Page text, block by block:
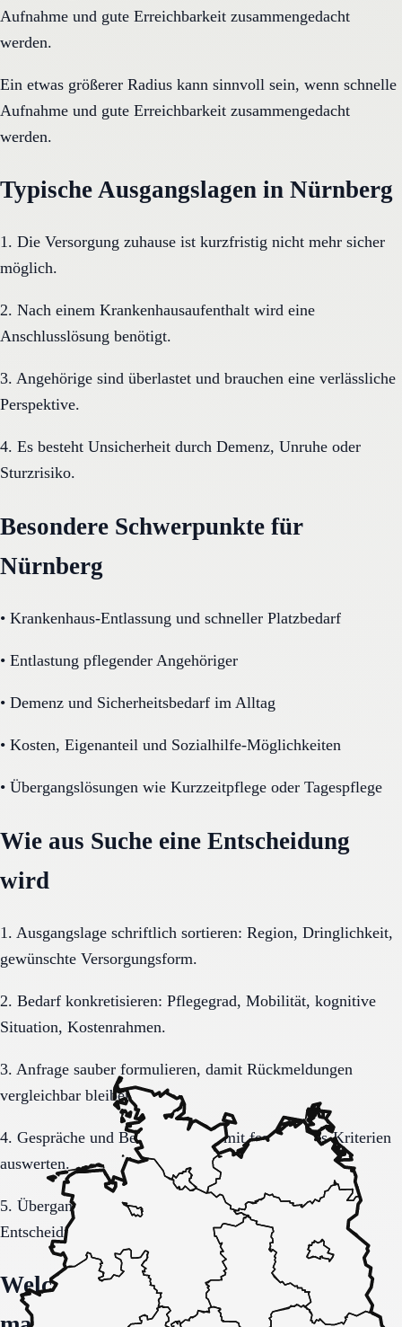
Aufnahme und gute Erreichbarkeit zusammengedacht
werden.
Ein etwas größerer Radius kann sinnvoll sein, wenn schnelle
Aufnahme und gute Erreichbarkeit zusammengedacht
werden.
Typische Ausgangslagen in Nürnberg
1. Die Versorgung zuhause ist kurzfristig nicht mehr sicher
möglich.
2. Nach einem Krankenhausaufenthalt wird eine
Anschlusslösung benötigt.
3. Angehörige sind überlastet und brauchen eine verlässliche
Perspektive.
4. Es besteht Unsicherheit durch Demenz, Unruhe oder
Sturzrisiko.
Besondere Schwerpunkte für
Nürnberg
• Krankenhaus-Entlassung und schneller Platzbedarf
• Entlastung pflegender Angehöriger
• Demenz und Sicherheitsbedarf im Alltag
• Kosten, Eigenanteil und Sozialhilfe-Möglichkeiten
• Übergangslösungen wie Kurzzeitpflege oder Tagespflege
Wie aus Suche eine Entscheidung
wird
1. Ausgangslage schriftlich sortieren: Region, Dringlichkeit,
gewünschte Versorgungsform.
2. Bedarf konkretisieren: Pflegegrad, Mobilität, kognitive
Situation, Kostenrahmen.
3. Anfrage sauber formulieren, damit Rückmeldungen
vergleichbar bleiben.
4. Gespräche und Besichtigungen mit festen Muss-Kriterien
auswerten.
5. Übergang, Kommunikation und Kosten vor der
Entscheidung vollständig klären.
Welche Fragen den Unterschied